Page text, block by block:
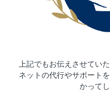
上記でもお伝えさせてい
ネットの代行やサポート
かってし